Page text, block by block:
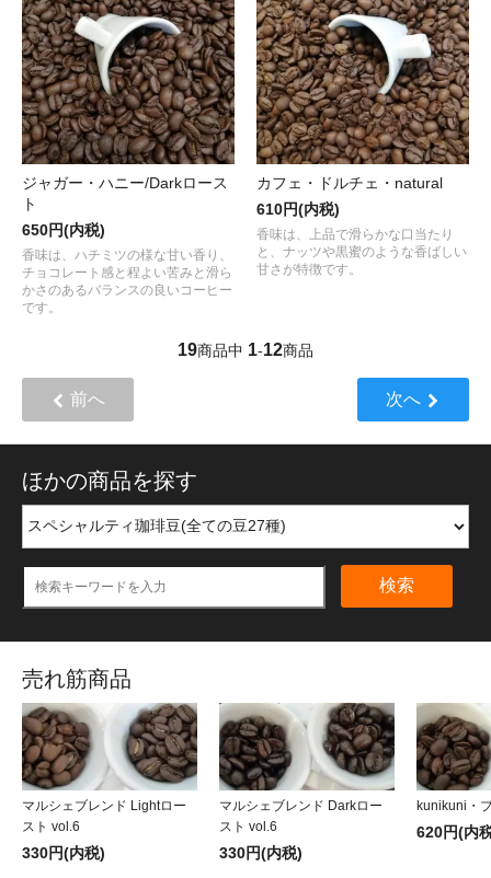
ジャガー・ハニー/Darkロース
ト
650円(内税)
香味は、ハチミツの様な甘い香り、
チョコレート感と程よい苦みと滑ら
かさのあるバランスの良いコーヒー
です。
カフェ・ドルチェ・natural
610円(内税)
香味は、上品で滑らかな口当たり
と、ナッツや黒蜜のような香ばしい
甘さが特徴です。
19商品中 1-12商品
前へ 次へ
ほかの商品を探す
検索
売れ筋商品
マルシェブレンド Lightロー
スト vol.6
330円(内税)
マルシェブレンド Darkロー
スト vol.6
330円(内税)
kunikuni・
620円(内